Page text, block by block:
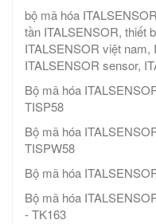
bộ mã hóa
tần ITALSENSOR, thiết
ITALSENSOR việt nam,
ITALSENSOR sensor,
Bộ mã hóa
TISP58
Bộ mã hóa
TISPW58
Bộ mã hóa
Bộ mã hóa
- TK163